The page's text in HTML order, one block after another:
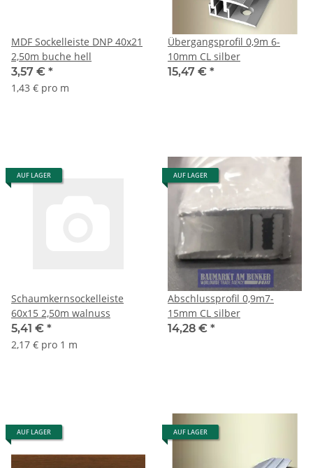
MDF Sockelleiste DNP 40x21
2,50m buche hell
3,57 € *
1,43 € pro m
Übergangsprofil 0,9m 6-
10mm CL silber
15,47 € *
AUF LAGER
Schaumkernsockelleiste
60x15 2,50m walnuss
5,41 € *
2,17 € pro 1 m
AUF LAGER
Abschlussprofil 0,9m7-
15mm CL silber
14,28 € *
AUF LAGER AUF LAGER